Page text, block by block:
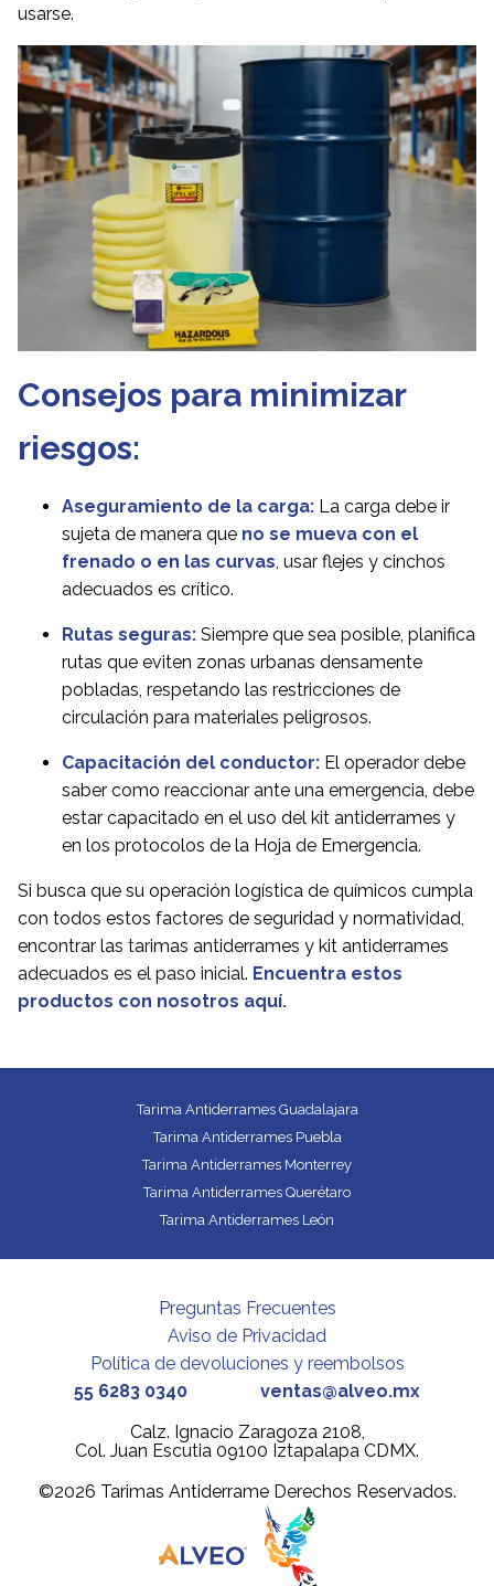
usarse.
Consejos para minimizar
riesgos:
Aseguramiento de la carga: La carga debe ir
sujeta de manera que no se mueva con el
frenado o en las curvas, usar flejes y cinchos
adecuados es crítico.
Rutas seguras: Siempre que sea posible, planifica
rutas que eviten zonas urbanas densamente
pobladas, respetando las restricciones de
circulación para materiales peligrosos.
Capacitación del conductor: El operador debe
saber como reaccionar ante una emergencia, debe
estar capacitado en el uso del kit antiderrames y
en los protocolos de la Hoja de Emergencia.
Si busca que su operación logística de químicos cumpla
con todos estos factores de seguridad y normatividad,
encontrar las tarimas antiderrames y kit antiderrames
adecuados es el paso inicial. Encuentra estos
productos con nosotros aquí.
Tarima Antiderrames Guadalajara
Tarima Antiderrames Puebla
Tarima Antiderrames Monterrey
Tarima Antiderrames Querétaro
Tarima Antiderrames León
Preguntas Frecuentes
Aviso de Privacidad
Política de devoluciones y reembolsos
55 6283 0340
ventas@alveo.mx
Calz. Ignacio Zaragoza 2108,
Col. Juan Escutia 09100 Iztapalapa CDMX.
©2026 Tarimas Antiderrame Derechos Reservados.